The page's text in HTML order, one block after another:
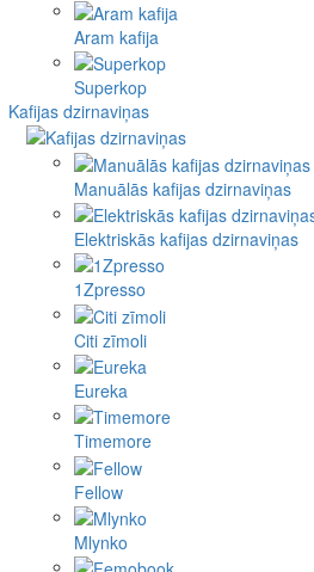
Aram kafija
Superkop
Kafijas dzirnaviņas
Manuālās kafijas dzirnaviņas
Elektriskās kafijas dzirnaviņas
1Zpresso
Citi zīmoli
Eureka
Timemore
Fellow
Mlynko